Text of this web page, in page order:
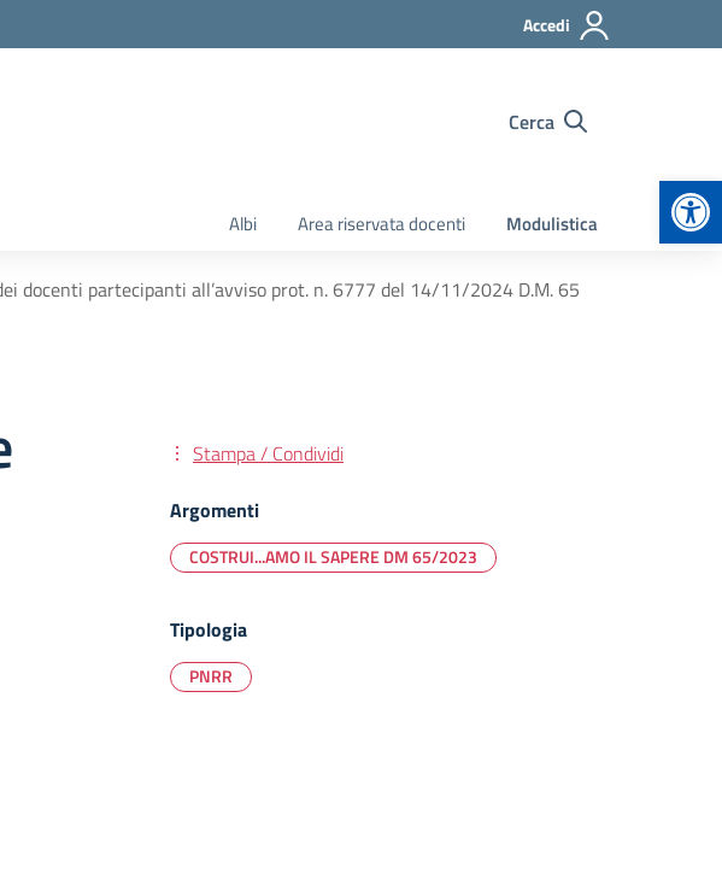
Accedi
Cerca
Albi Area riservata docenti Modulistica
docenti partecipanti all’avviso prot. n. 6777 del 14/11/2024 D.M. 65
Stampa / Condividi
Argomenti
COSTRUI...AMO IL SAPERE DM 65/2023
Tipologia
PNRR